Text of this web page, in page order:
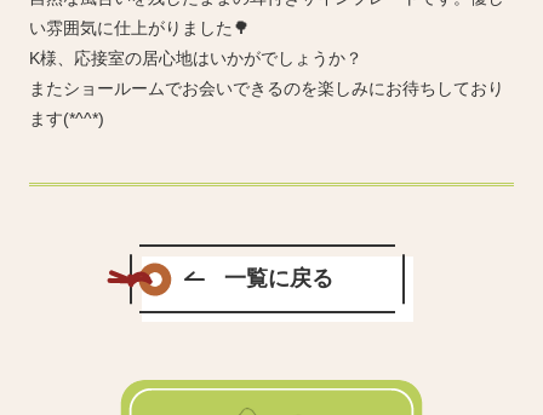
い雰囲気に仕上がりました🌳
K様、応接室の居心地はいかがでしょうか？
またショールームでお会いできるのを楽しみにお待ちしており
ます(*^^*)
一覧に戻る